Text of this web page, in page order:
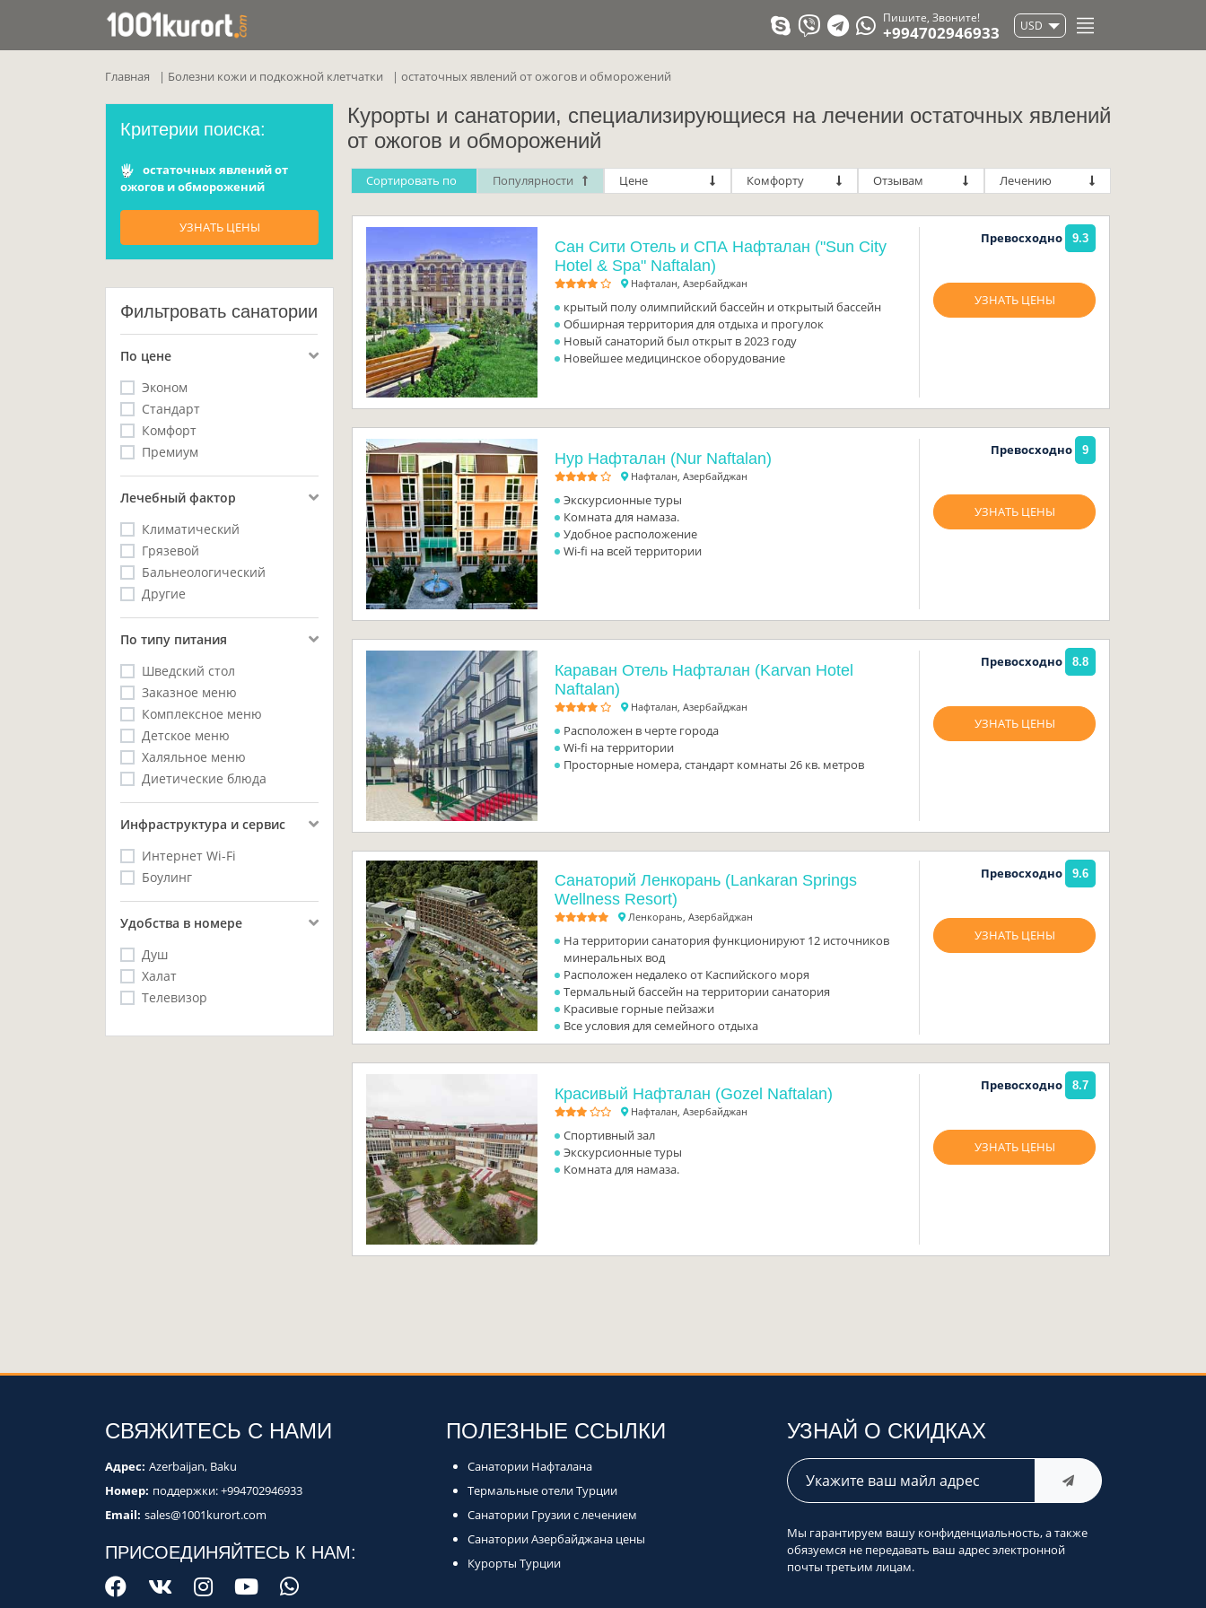
Пишите, Звоните!
+994702946933 USD
Главная Болезни кожи и подкожной клетчатки остаточных явлений от ожогов и обморожений
Критерии поиска:
остаточных явлений от
ожогов и обморожений
УЗНАТЬ ЦЕНЫ
Фильтровать санатории
По цене
Эконом
Стандарт
Комфорт
Премиум
Лечебный фактор
Климатический
Грязевой
Бальнеологический
Другие
Пo типу питания
Шведский стол
Заказное меню
Комплексное меню
Детское меню
Халяльное меню
Диетические блюда
Инфраструктура и сервис
Интернет Wi-Fi
Боулинг
Удобства в номере
Душ
Халат
Телевизор
Курорты и санатории, специализирующиеся на лечении остаточных явлений
от ожогов и обморожений
Cортировать по Популярности Цене Комфорту Отзывам Лечению
Сан Сити Отель и СПА Нафталан ("Sun City
Hotel & Spa" Naftalan)
Нафталан, Азербайджан
крытый полу олимпийский бассейн и открытый бассейн
Обширная территория для отдыха и прогулок
Новый санаторий был открыт в 2023 году
Новейшее медицинское оборудование
Превосходно 9.3
УЗНАТЬ ЦЕНЫ
Нур Нафталан (Nur Naftalan)
Нафталан, Азербайджан
Экскурсионные туры
Комната для намаза.
Удобное расположение
Wi-fi на всей территории
Превосходно 9
УЗНАТЬ ЦЕНЫ
Караван Отель Нафталан (Karvan Hotel
Naftalan)
Нафталан, Азербайджан
Расположен в черте города
Wi-fi на территории
Просторные номера, стандарт комнаты 26 кв. метров
Превосходно 8.8
УЗНАТЬ ЦЕНЫ
Санаторий Ленкорань (Lankaran Springs
Wellness Resort)
Ленкорань, Азербайджан
На территории санатория функционируют 12 источников
минеральных вод
Расположен недалеко от Каспийского моря
Термальный бассейн на территории санатория
Красивые горные пейзажи
Все условия для семейного отдыха
Превосходно 9.6
УЗНАТЬ ЦЕНЫ
Красивый Нафталан (Gozel Naftalan)
Нафталан, Азербайджан
Спортивный зал
Экскурсионные туры
Комната для намаза.
Превосходно 8.7
УЗНАТЬ ЦЕНЫ
СВЯЖИТЕСЬ С НАМИ
Адрес: Azerbaijan, Baku
Номер: поддержки:+994702946933
Email: sales@1001kurort.com
ПРИСОЕДИНЯЙТЕСЬ К НАМ:
ПОЛЕЗНЫЕ ССЫЛКИ
Санатории Нафталана
Термальные отели Турции
Санатории Грузии с лечением
Санатории Азербайджана цены
Курорты Турции
УЗНАЙ О СКИДКАХ
Мы гарантируем вашу конфиденциальность, а также
обязуемся не передавать ваш адрес электронной
почты третьим лицам.